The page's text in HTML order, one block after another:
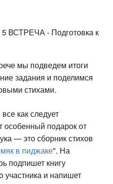
5 ВСТРЕЧА - Подготовка к
мы подведем итоги
задания и поделимся
стихами.
как следует
особенный подарок от
— это сборник стихов
в пиджаке". На
подпишет книгу
участника и напишет